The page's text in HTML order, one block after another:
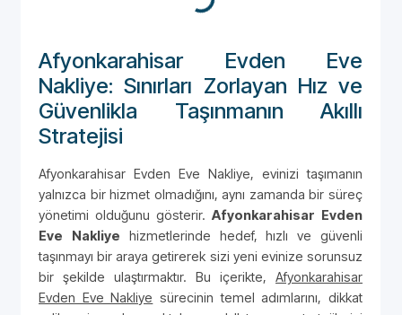
Afyonkarahisar Evden Eve
Nakliye: Sınırları Zorlayan Hız ve
Güvenlikla Taşınmanın Akıllı
Stratejisi
Afyonkarahisar Evden Eve Nakliye, evinizi taşımanın
yalnızca bir hizmet olmadığını, aynı zamanda bir süreç
yönetimi olduğunu gösterir. Afyonkarahisar Evden
Eve Nakliye hizmetlerinde hedef, hızlı ve güvenli
taşınmayı bir araya getirerek sizi yeni evinize sorunsuz
bir şekilde ulaştırmaktır. Bu içerikte, Afyonkarahisar
Evden Eve Nakliye sürecinin temel adımlarını, dikkat